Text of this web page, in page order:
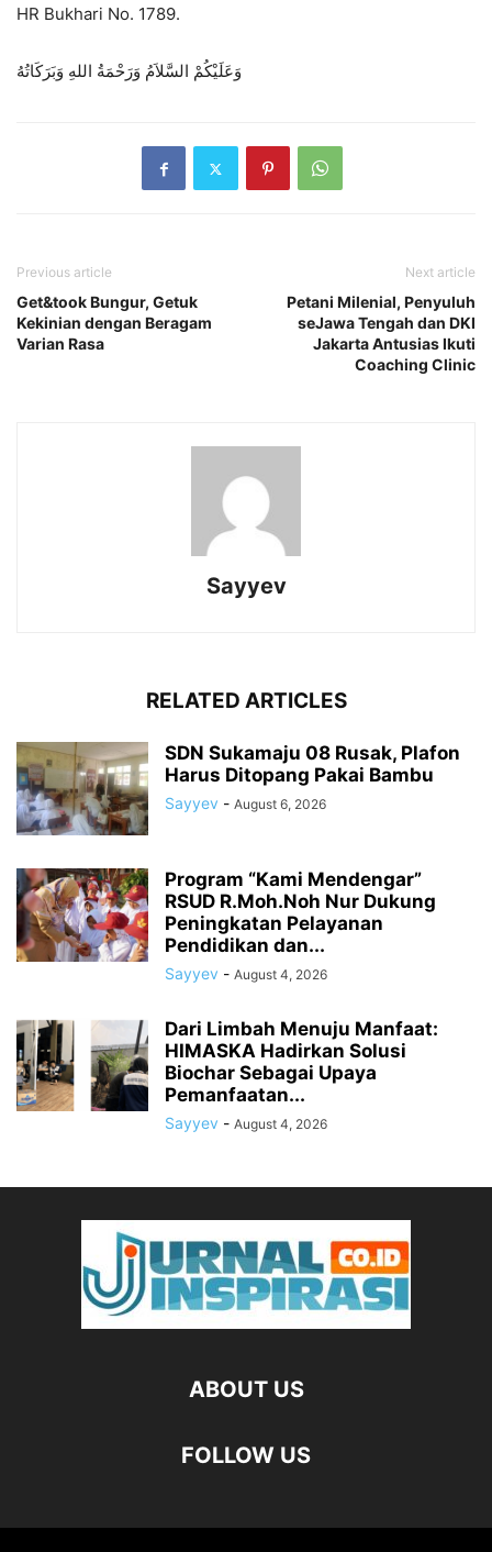
HR Bukhari No. 1789.
وَعَلَيْكُمْ السَّلاَمُ وَرَحْمَةُ اللهِ وَبَرَكَاتُهُ
Previous article
Get&took Bungur, Getuk
Kekinian dengan Beragam
Varian Rasa
Next article
Petani Milenial, Penyuluh
seJawa Tengah dan DKI
Jakarta Antusias Ikuti
Coaching Clinic
Sayyev
RELATED ARTICLES
SDN Sukamaju 08 Rusak, Plafon
Harus Ditopang Pakai Bambu
Sayyev - August 6, 2026
Program “Kami Mendengar”
RSUD R.Moh.Noh Nur Dukung
Peningkatan Pelayanan
Pendidikan dan...
Sayyev - August 4, 2026
Dari Limbah Menuju Manfaat:
HIMASKA Hadirkan Solusi
Biochar Sebagai Upaya
Pemanfaatan...
Sayyev - August 4, 2026
ABOUT US
FOLLOW US